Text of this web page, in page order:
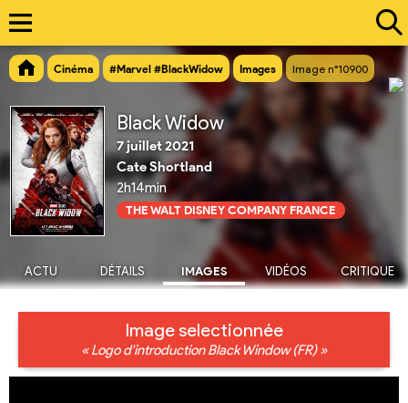
Cinéma #Marvel #BlackWidow Images Image n°10900
Black Widow
7 juillet 2021
Cate Shortland
2h14min
THE WALT DISNEY COMPANY FRANCE
ACTU DÉTAILS IMAGES VIDÉOS CRITIQUE
Image selectionnée
« Logo d'introduction Black Window (FR) »